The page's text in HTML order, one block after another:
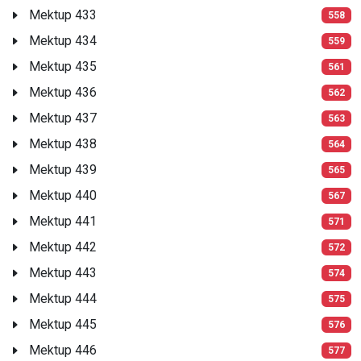
Mektup 433 558
Mektup 434 559
Mektup 435 561
Mektup 436 562
Mektup 437 563
Mektup 438 564
Mektup 439 565
Mektup 440 567
Mektup 441 571
Mektup 442 572
Mektup 443 574
Mektup 444 575
Mektup 445 576
Mektup 446 577